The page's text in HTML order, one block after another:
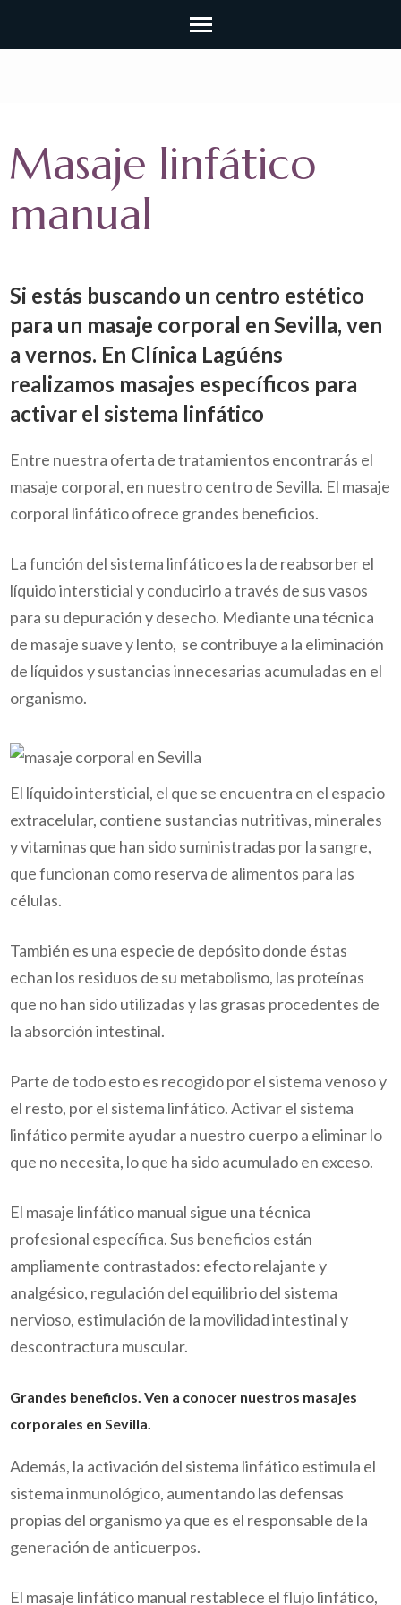
Masaje linfático
manual
Si estás buscando un centro estético
para un masaje corporal en Sevilla, ven
a vernos. En Clínica Lagúéns
realizamos masajes específicos para
activar el sistema linfático
Entre nuestra oferta de tratamientos encontrarás el
masaje corporal, en nuestro centro de Sevilla. El masaje
corporal linfático ofrece grandes beneficios.
La función del sistema linfático es la de reabsorber el
líquido intersticial y conducirlo a través de sus vasos
para su depuración y desecho. Mediante una técnica
de masaje suave y lento, se contribuye a la eliminación
de líquidos y sustancias innecesarias acumuladas en el
organismo.
El líquido intersticial, el que se encuentra en el espacio
extracelular, contiene sustancias nutritivas, minerales
y vitaminas que han sido suministradas por la sangre,
que funcionan como reserva de alimentos para las
células.
También es una especie de depósito donde éstas
echan los residuos de su metabolismo, las proteínas
que no han sido utilizadas y las grasas procedentes de
la absorción intestinal.
Parte de todo esto es recogido por el sistema venoso y
el resto, por el sistema linfático. Activar el sistema
linfático permite ayudar a nuestro cuerpo a eliminar lo
que no necesita, lo que ha sido acumulado en exceso.
El masaje linfático manual sigue una técnica
profesional específica. Sus beneficios están
ampliamente contrastados: efecto relajante y
analgésico, regulación del equilibrio del sistema
nervioso, estimulación de la movilidad intestinal y
descontractura muscular.
Grandes beneficios. Ven a conocer nuestros masajes
corporales en Sevilla.
Además, la activación del sistema linfático estimula el
sistema inmunológico, aumentando las defensas
propias del organismo ya que es el responsable de la
generación de anticuerpos.
El masaje linfático manual restablece el flujo linfático,